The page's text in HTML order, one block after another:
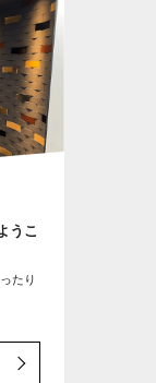
うこ
たり